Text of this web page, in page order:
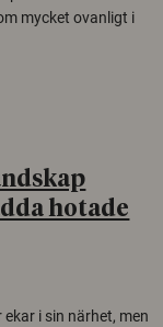
mycket ovanligt i
hotade
i sin närhet, men